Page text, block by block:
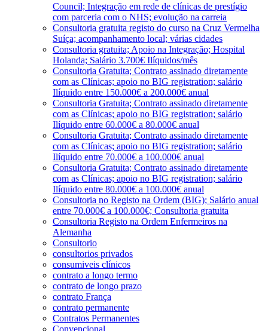
Council; Integração em rede de clínicas de prestígio
com parceria com o NHS; evolução na carreia
Consultoria gratuita registo do curso na Cruz Vermelha
Suíça; acompanhamento local; várias cidades
Consultoria gratuita; Apoio na Integração; Hospital
Holanda; Salário 3.700€ Ilíquidos/mês
Consultoria Gratuita; Contrato assinado diretamente
com as Clínicas; apoio no BIG registration; salário
Ilíquido entre 150.000€ a 200.000€ anual
Consultoria Gratuita; Contrato assinado diretamente
com as Clínicas; apoio no BIG registration; salário
Ilíquido entre 60.000€ a 80.000€ anual
Consultoria Gratuita; Contrato assinado diretamente
com as Clínicas; apoio no BIG registration; salário
Ilíquido entre 70.000€ a 100.000€ anual
Consultoria Gratuita; Contrato assinado diretamente
com as Clínicas; apoio no BIG registration; salário
Ilíquido entre 80.000€ a 100.000€ anual
Consultoria no Registo na Ordem (BIG); Salário anual
entre 70.000€ a 100.000€; Consultoria gratuita
Consultoria Registo na Ordem Enfermeiros na
Alemanha
Consultorio
consultorios privados
consumiveis clínicos
contrato a longo termo
contrato de longo prazo
contrato França
contrato permanente
Contratos Permanentes
Convencional